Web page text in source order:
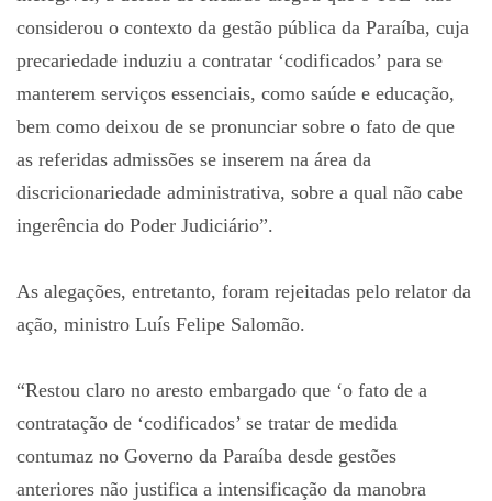
considerou o contexto da gestão pública da Paraíba, cuja
precariedade induziu a contratar ‘codificados’ para se
manterem serviços essenciais, como saúde e educação,
bem como deixou de se pronunciar sobre o fato de que
as referidas admissões se inserem na área da
discricionariedade administrativa, sobre a qual não cabe
ingerência do Poder Judiciário”.
As alegações, entretanto, foram rejeitadas pelo relator da
ação, ministro Luís Felipe Salomão.
“Restou claro no aresto embargado que ‘o fato de a
contratação de ‘codificados’ se tratar de medida
contumaz no Governo da Paraíba desde gestões
anteriores não justifica a intensificação da manobra